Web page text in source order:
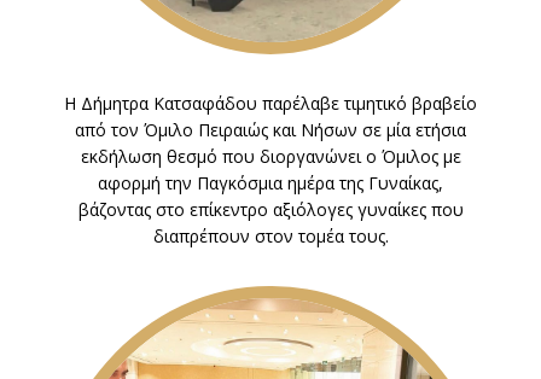
Η Δήμητρα Κατσαφάδου παρέλαβε τιμητικό βραβείο
από τον Όμιλο Πειραιώς και Νήσων σε μία ετήσια
εκδήλωση θεσμό που διοργανώνει ο Όμιλος με
αφορμή την Παγκόσμια ημέρα της Γυναίκας,
βάζοντας στο επίκεντρο αξιόλογες γυναίκες που
διαπρέπουν στον τομέα τους.